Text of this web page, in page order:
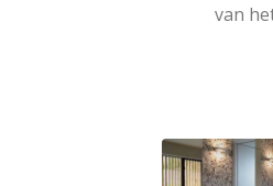
van